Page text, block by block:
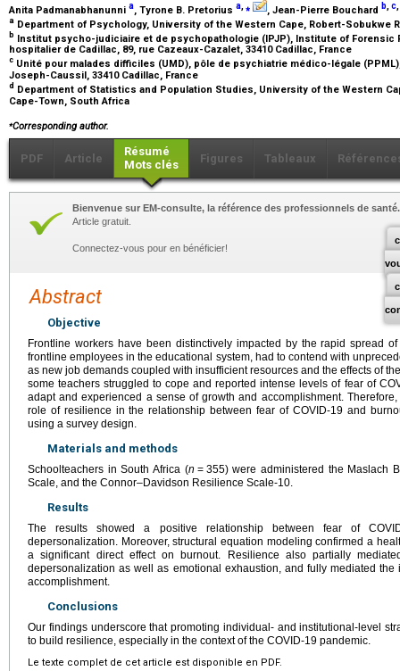
Anita Padmanabhanunni a, Tyrone B. Pretorius a,⁎ , Jean-Pierre Bouchard b,c,
a Department of Psychology, University of the Western Cape, Robert-Sobukwe
b Institut psycho-judiciaire et de psychopathologie (IPJP), Institute of Forensic
hospitalier de Cadillac, 89, rue Cazeaux-Cazalet, 33410 Cadillac, France
c Unité pour malades difficiles (UMD), pôle de psychiatrie médico-légale
Joseph-Caussil, 33410 Cadillac, France
d Department of Statistics and Population Studies, University of the Western
Cape-Town, South Africa
⁎Corresponding author.
PDF Article
Résumé
Mots clés
Figures Tableaux
Bienvenue sur EM-consulte, la référence des professionnels de santé.
Article gratuit.
Connectez-vous pour en bénéficier!
Abstract
Objective
Frontline workers have been distinctively impacted by the rapid spread
frontline employees in the educational system, had to contend with
as new job demands coupled with insufficient resources and the effects of
some teachers struggled to cope and reported intense levels of fear of
adapt and experienced a sense of growth and accomplishment.
role of resilience in the relationship between fear of COVID-19 and
using a survey design.
Materials and methods
Schoolteachers in South Africa (n = 355) were administered the Maslach
Scale, and the Connor–Davidson Resilience Scale-10.
Results
The results showed a positive relationship between fear of
depersonalization. Moreover, structural equation modeling confirmed a
a significant direct effect on burnout. Resilience also partially
depersonalization as well as emotional exhaustion, and fully mediated
accomplishment.
Conclusions
Our findings underscore that promoting individual- and institutional-level
to build resilience, especially in the context of the COVID-19 pandemic.
Le texte complet de cet article est disponible en PDF.